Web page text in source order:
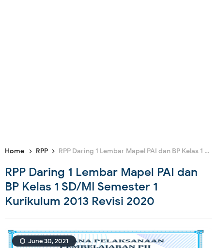
Home RPP RPP Daring 1 Lembar Mapel PAI dan BP Kelas 1 SD/MI Semester 1 Kurikulum 2013 Revisi 2020
RPP Daring 1 Lembar Mapel PAI dan
BP Kelas 1 SD/MI Semester 1
Kurikulum 2013 Revisi 2020
June 30, 2021